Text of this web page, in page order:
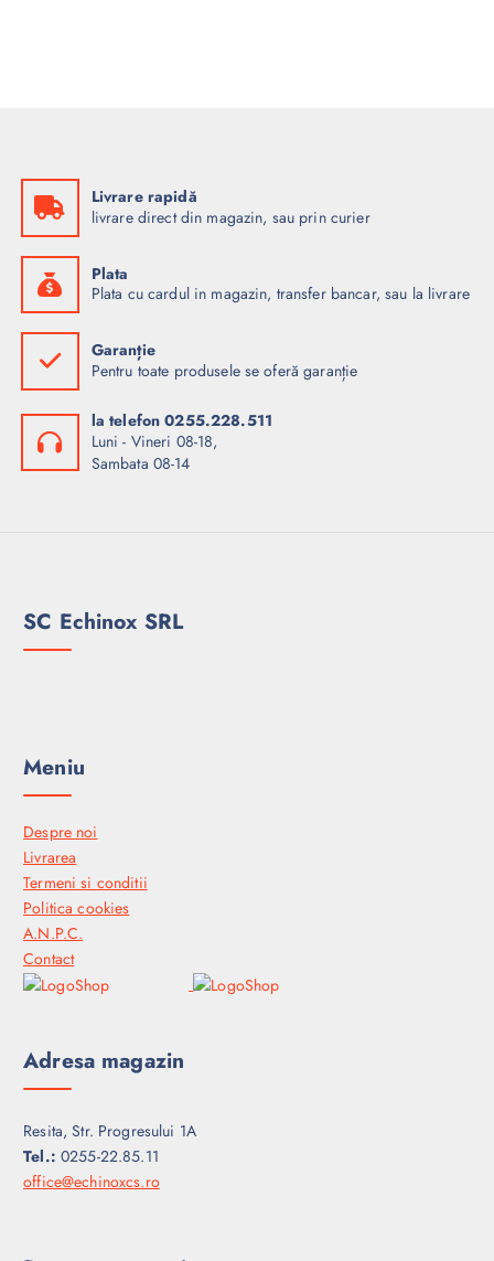
Livrare rapidă
livrare direct din magazin, sau prin curier
Plata
Plata cu cardul in magazin, transfer bancar, sau la livrare
Garanție
Pentru toate produsele se oferă garanție
la telefon 0255.228.511
Luni - Vineri 08-18,
Sambata 08-14
SC Echinox SRL
Meniu
Despre noi
Livrarea
Termeni si conditii
Politica cookies
A.N.P.C.
Contact
Adresa magazin
Resita, Str. Progresului 1A
Tel.: 0255-22.85.11
office@echinoxcs.ro